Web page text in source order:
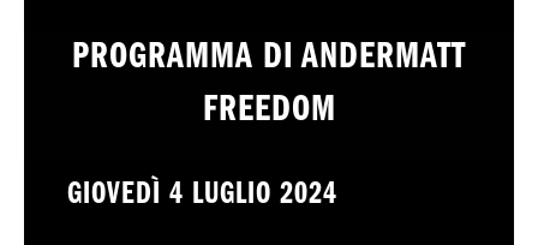
PROGRAMMA DI ANDERMATT
FREEDOM
GIOVEDÌ 4 LUGLIO 2024